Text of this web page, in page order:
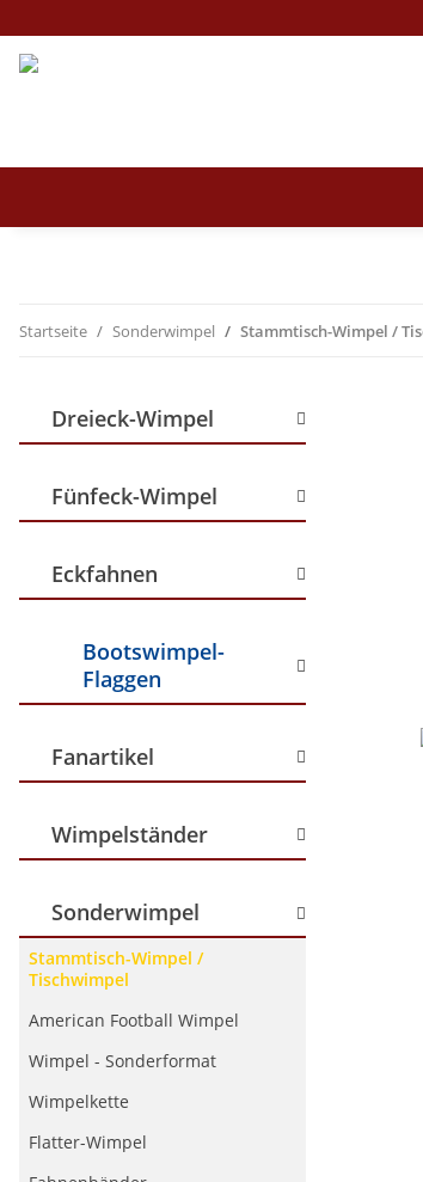
Startseite Sonderwimpel Stammtisch-Wimpel /
Dreieck-Wimpel
Fünfeck-Wimpel
Eckfahnen
Bootswimpel-
Flaggen
Fanartikel
Wimpelständer
Sonderwimpel
Stammtisch-Wimpel /
Tischwimpel
American Football Wimpel
Wimpel - Sonderformat
Wimpelkette
Flatter-Wimpel